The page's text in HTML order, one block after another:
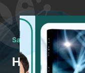
Saeron Clinic лечит
Начинаем с